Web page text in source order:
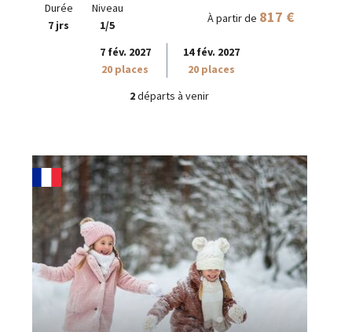
Durée
7 jrs
Niveau
1/5
À partir de 817 €
7 fév. 2027
20 places
14 fév. 2027
20 places
2départs à venir